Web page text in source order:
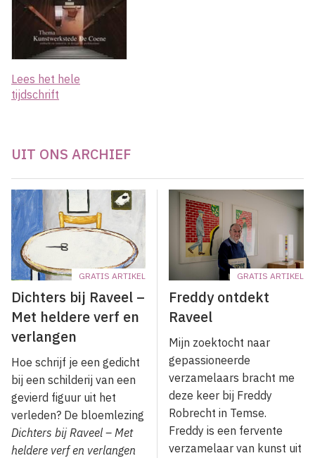
Lees het hele
tijdschrift
UIT ONS ARCHIEF
GRATIS ARTIKEL
Dichters bij Raveel –
Met heldere verf en
verlangen
Hoe schrijf je een gedicht
bij een schilderij van een
gevierd figuur uit het
verleden? De bloemlezing
Dichters bij Raveel – Met
heldere verf en verlangen
GRATIS ARTIKEL
Freddy ontdekt
Raveel
Mijn zoektocht naar
gepassioneerde
verzamelaars bracht me
deze keer bij Freddy
Robrecht in Temse.
Freddy is een fervente
verzamelaar van kunst uit